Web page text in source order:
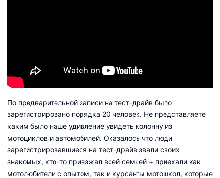
По предварительной записи на тест-драйв было
зарегистрировано порядка 20 человек. Не представляете
каким было наше удивление увидеть колонну из
мотоциклов и автомобилей. Оказалось что люди
зарегистрировавшиеся на тест-драйв звали своих
знакомых, кто-то приезжал всей семьей + приехали как
мотолюбители с опытом, так и курсанты мотошкол, которые